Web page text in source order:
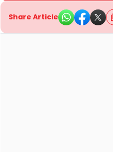
Share Article